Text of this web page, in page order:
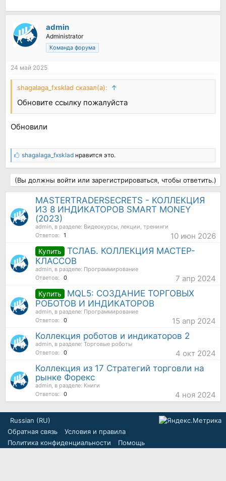
admin
Administrator
Команда форума
24 май 2025
shagalaga_fxsklad сказал(а): ↑
Обновите ссылку пожалуйста
Обновили
shagalaga_fxsklad нравится это.
(Вы должны войти или зарегистрироваться, чтобы ответить.)
MASTERTRADERSECRETS - КОЛЛЕКЦИЯ
ИЗ 8 ИНДИКАТОРОВ SMART MONEY
(2023)
admin , в разделе: Видеокурсы, лекции, тренинги
Ответов:
1 10 июн 2026
Купить
ТСЛАБ. КОЛЛЕКЦИЯ МАСТЕР-
КЛАССОВ
admin , в разделе: Программирование
Ответов:
0 7 апр 2024
Купить
MQL5: СОЗДАНИЕ ТОРГОВЫХ
РОБОТОВ И ИНДИКАТОРОВ
admin , в разделе: Программирование
Ответов:
0 15 апр 2024
Коллекция роботов и индикаторов 2
admin , в разделе: Торговые роботы
Ответов:
0 4 окт 2024
Коллекция из 17 Стратегий торговли на
рынке Форекс
admin , в разделе: Книги
Ответов:
0 4 ноя 2024
Russian (RU)
Обратная связь
Условия и правила
Политика конфиденциальности
Помощь